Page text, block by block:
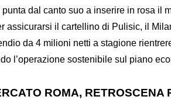
punta dal canto suo a inserire in rosa il
assicurarsi il cartellino di Pulisic, il
da 4 milioni netti a stagione
l’operazione sostenibile sul piano
ROMA, RETROSCENA